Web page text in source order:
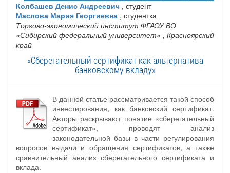
Колбашев Денис Андреевич , студент
Маслова Мария Георгиевна , студентка
Торгово-экономический институт ФГАОУ ВО
«Сибирский федеральный университет» , Красноярский
край
«Сберегательный сертификат как альтернатива
банковскому вкладу»
В данной статье рассматривается такой способ
инвестирования, как банковский сертификат.
Авторы раскрывают понятие «сберегательный
сертификат», проводят анализ
законодательной базы в части регулирования
вопросов выдачи и обращения сертификатов, а также
сравнительный анализ сберегательного сертификата и
вклада.